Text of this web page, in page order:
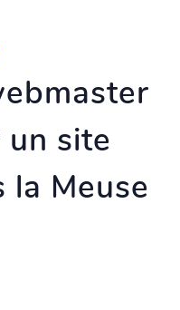
site
Meuse